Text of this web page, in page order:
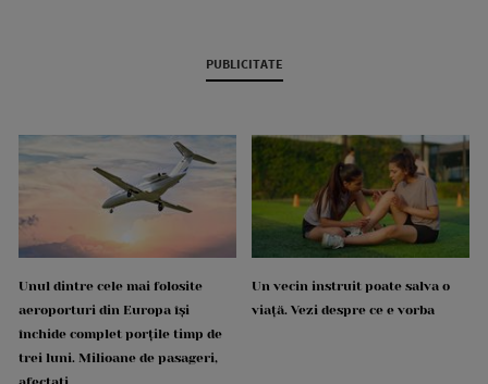
PUBLICITATE
Unul dintre cele mai folosite
aeroporturi din Europa își
închide complet porțile timp de
trei luni. Milioane de pasageri,
Un vecin instruit poate salva o
viață. Vezi despre ce e vorba